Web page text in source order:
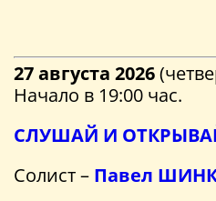
27 августа 2026
Начало в 19:00 час.
СЛУШАЙ И
Солист – Павел